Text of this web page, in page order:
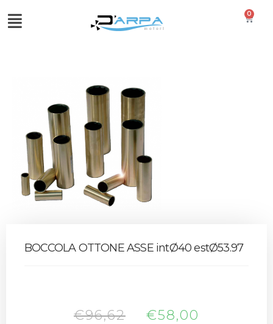
0
BOCCOLA OTTONE ASSE intØ40 estØ53.97
€96,62 €58,00